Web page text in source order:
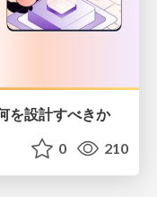
を設計すべきか
0 210